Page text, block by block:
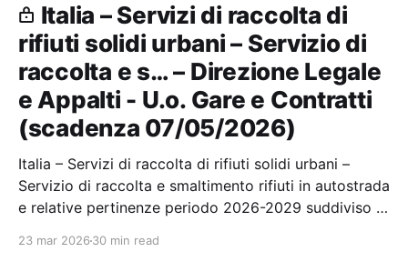
Italia – Servizi di raccolta di
rifiuti solidi urbani – Servizio di
raccolta e s… – Direzione Legale
e Appalti - U.o. Gare e Contratti
(scadenza 07/05/2026)
Italia – Servizi di raccolta di rifiuti solidi urbani –
Servizio di raccolta e smaltimento rifiuti in autostrada
e relative pertinenze periodo 2026-2029 suddiviso in
23 mar 2026 30 min read